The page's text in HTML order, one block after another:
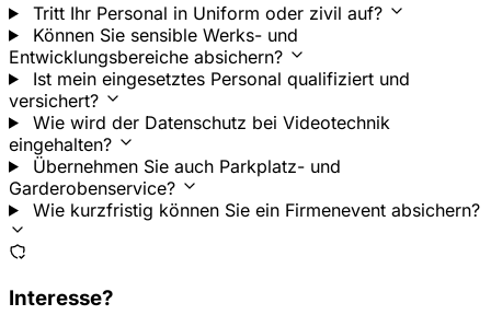
Tritt Ihr Personal in Uniform oder zivil auf?
Können Sie sensible Werks- und
Entwicklungsbereiche absichern?
Ist mein eingesetztes Personal qualifiziert und
versichert?
Wie wird der Datenschutz bei Videotechnik
eingehalten?
Übernehmen Sie auch Parkplatz- und
Garderobenservice?
Wie kurzfristig können Sie ein Firmenevent absichern?
Interesse?